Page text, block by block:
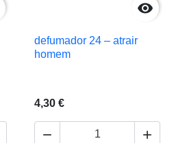

defumador 24 – atrair
homem
4,30 €
 